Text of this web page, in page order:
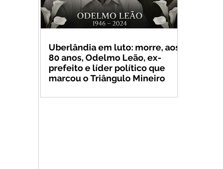
Uberlândia em luto: morre, aos
80 anos, Odelmo Leão, ex-
prefeito e líder político que
marcou o Triângulo Mineiro